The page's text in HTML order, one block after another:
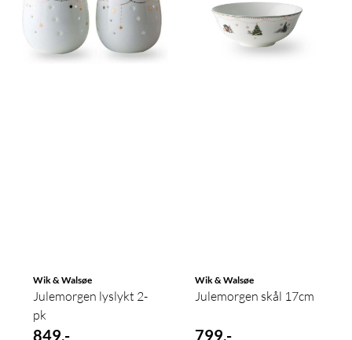
Wik & Walsøe
Julemorgen lyslykt 2-
pk
849,-
Wik & Walsøe
Julemorgen skål 17cm
799,-